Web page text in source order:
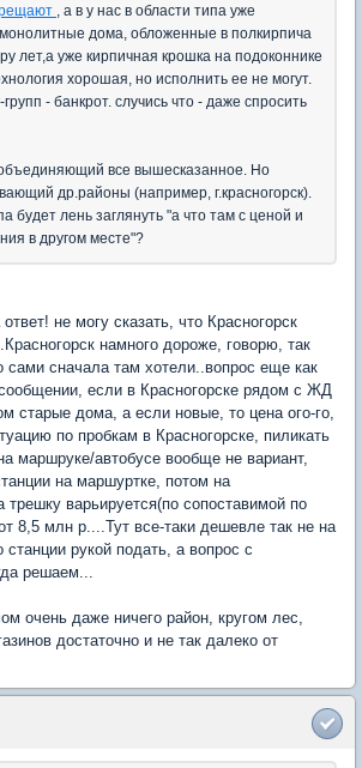
, а в у нас в области типа уже
дома, обложенные в полкирпича
лет,а уже кирпичная крошка на подоконнике
хорошая, но исполнить ее не могут.
- банкрот. случись что - даже спросить
все вышесказанное. Но
др.районы (например, г.красногорск).
будет лень заглянуть "а что там с ценой и
в другом месте"?
не могу сказать, что Красногорск
намного дороже, говорю, так
сами сначала там хотели..вопрос еще как
если в Красногорске рядом с ЖД
старые дома, а если новые, то цена ого-го,
по пробкам в Красногорске, пиликать
маршруке/автобусе вообще не вариант,
на маршуртке, потом на
трешку варьируется(по сопоставимой по
8,5 млн р....Тут все-таки дешевле так не на
рукой подать, а вопрос с
решаем...
очень даже ничего район, кругом лес,
достаточно и не так далеко от